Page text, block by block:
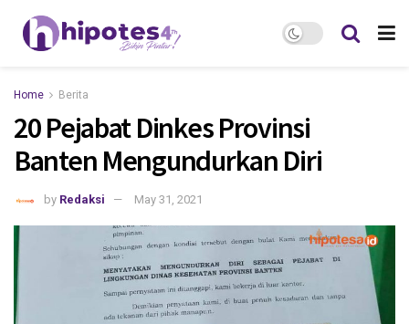
Home Berita
20 Pejabat Dinkes Provinsi
Banten Mengundurkan Diri
by Redaksi May 31, 2021